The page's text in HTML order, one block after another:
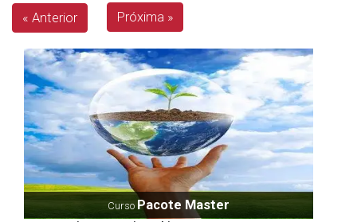
naturais
seja feito da maneira menos danosa possível e
preservar a
diversidadeexistente no meio ambiente.
Mercado de trabalho
Omercado de trabalho
para quem pretende trabalhar nessa
área é bastante amplo. É possível realizar consultorias para
assessorar projetos de preservação, participar da criação de
programas paraconscientizara população sobre a
preservação ambiental, implantação de projetos utilizando
técnicas não poluentes ou dando aulas em escolas e
universidades.
« Anterior Próxima »
Curso Pacote Master